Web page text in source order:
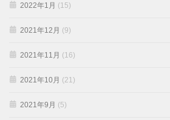
2022年1月 (15)
2021年12月 (9)
2021年11月 (16)
2021年10月 (21)
2021年9月 (5)